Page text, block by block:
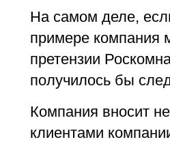
На самом деле,
примере компания
претензии
получилось бы
Компания вносит
клиентами